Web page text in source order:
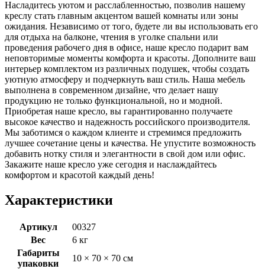
Насладитесь уютом и расслабленностью, позволив нашему
креслу стать главным акцентом вашей комнаты или зоны
ожидания. Независимо от того, будете ли вы использовать его
для отдыха на балконе, чтения в уголке спальни или
проведения рабочего дня в офисе, наше кресло подарит вам
неповторимые моменты комфорта и красоты. Дополните ваш
интерьер комплектом из различных подушек, чтобы создать
уютную атмосферу и подчеркнуть ваш стиль. Наша мебель
выполнена в современном дизайне, что делает нашу
продукцию не только функциональной, но и модной.
Приобретая наше кресло, вы гарантированно получаете
высокое качество и надежность российского производителя.
Мы заботимся о каждом клиенте и стремимся предложить
лучшее сочетание цены и качества. Не упустите возможность
добавить нотку стиля и элегантности в свой дом или офис.
Закажите наше кресло уже сегодня и наслаждайтесь
комфортом и красотой каждый день!
Характеристики
Артикул
00327
Вес
6 кг
Габариты
упаковки
10 × 70 × 70 см